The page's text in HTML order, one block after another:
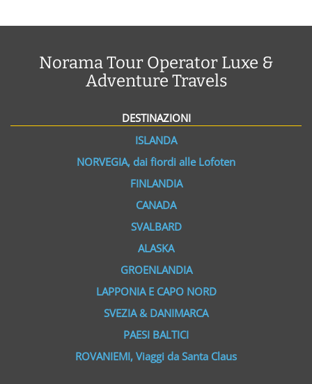
Norama Tour Operator Luxe &
Adventure Travels
DESTINAZIONI
ISLANDA
NORVEGIA, dai fiordi alle Lofoten
FINLANDIA
CANADA
SVALBARD
ALASKA
GROENLANDIA
LAPPONIA E CAPO NORD
SVEZIA & DANIMARCA
PAESI BALTICI
ROVANIEMI, Viaggi da Santa Claus